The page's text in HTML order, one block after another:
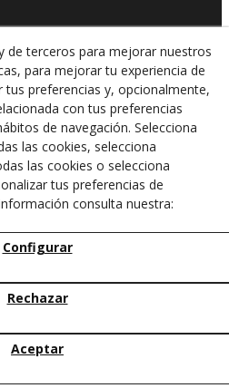
reservados.
de terceros para mejorar nuestros
para mejorar tu experiencia de
tus preferencias y, opcionalmente,
con tus preferencias
de navegación. Selecciona
las cookies, selecciona
las cookies o selecciona
tus preferencias de
consulta nuestra:
Configurar
Rechazar
Aceptar